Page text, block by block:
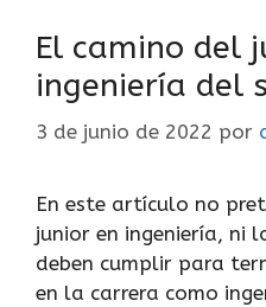
El camino del
ingeniería del
3 de junio de 2022 por
En este artículo no
junior en ingeniería, ni
deben cumplir para
en la carrera como